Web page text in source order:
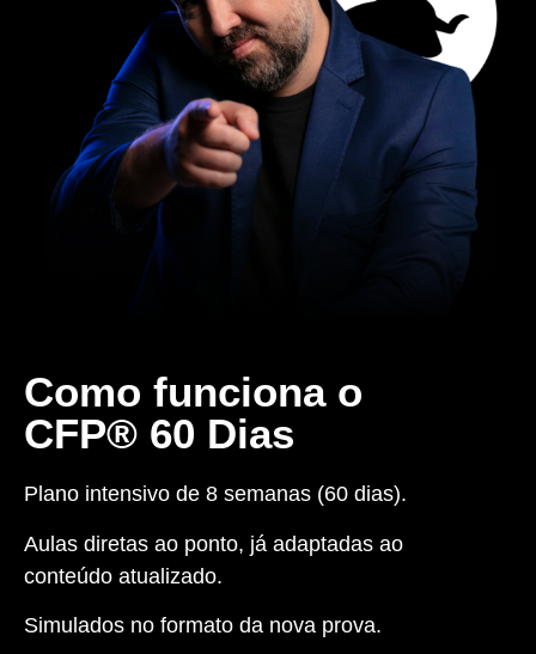
Como funciona o
CFP® 60 Dias
Plano intensivo de 8 semanas (60 dias).
Aulas diretas ao ponto, já adaptadas ao
conteúdo atualizado.
Simulados no formato da nova prova.